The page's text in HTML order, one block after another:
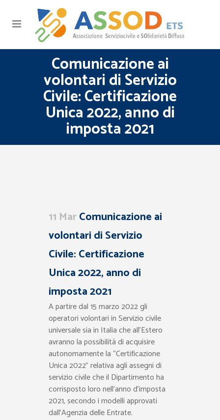
Comunicazione ai
volontari di Servizio
Civile: Certificazione
Unica 2022, anno di
imposta 2021
11 MarComunicazione ai
volontari di Servizio
Civile: Certificazione
Unica 2022, anno di
imposta 2021
A partire dal 15 marzo 2022 gli
operatori volontari in Servizio civile
universale sia in Italia che all’Estero
avranno la possibilità di acquisire
autonomamente la “Certificazione
Unica 2022” relativa agli assegni di
servizio civile che il Dipartimento ha
corrisposto loro nell’anno d’imposta
2021, secondo i modelli approvati
dall’Agenzia delle Entrate.